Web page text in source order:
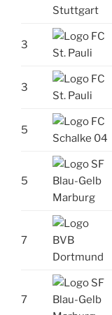
3
3
5
5
7
7